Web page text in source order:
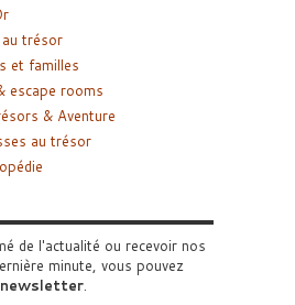
trésor
et familles
escape rooms
& Aventure
au trésor
de l'actualité ou recevoir nos
minute, vous pouvez
newsletter